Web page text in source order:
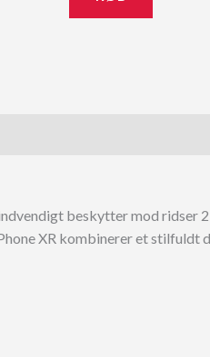
beskytter mod ridser
XR kombinerer et stilfuldt